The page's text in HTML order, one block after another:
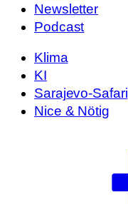
Newsletter
Podcast
Klima
KI
Sarajevo-Safari
Nice & Nötig